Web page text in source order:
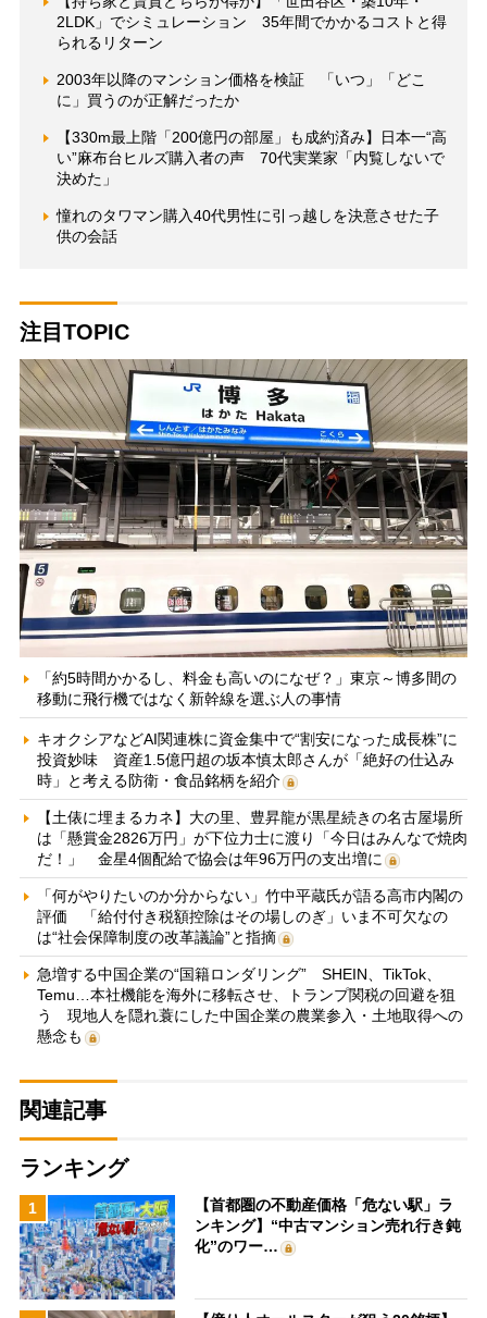
2LDK」でシミュレーション 35年間でかかるコストと得
られるリターン
2003年以降のマンション価格を検証 「いつ」「どこ
に」買うのが正解だったか
【330m最上階「200億円の部屋」も成約済み】日本一“高
い”麻布台ヒルズ購入者の声 70代実業家「内覧しないで
決めた」
憧れのタワマン購入40代男性に引っ越しを決意させた子
供の会話
注目TOPIC
「約5時間かかるし、料金も高いのになぜ？」東京～博多間の
移動に飛行機ではなく新幹線を選ぶ人の事情
キオクシアなどAI関連株に資金集中で“割安になった成長株”に
投資妙味 資産1.5億円超の坂本慎太郎さんが「絶好の仕込み
時」と考える防衛・食品銘柄を紹介
【土俵に埋まるカネ】大の里、豊昇龍が黒星続きの名古屋場所
は「懸賞金2826万円」が下位力士に渡り「今日はみんなで焼肉
だ！」 金星4個配給で協会は年96万円の支出増に
「何がやりたいのか分からない」竹中平蔵氏が語る高市内閣の
評価 「給付付き税額控除はその場しのぎ」いま不可欠なの
は“社会保障制度の改革議論”と指摘
急増する中国企業の“国籍ロンダリング” SHEIN、TikTok、
Temu…本社機能を海外に移転させ、トランプ関税の回避を狙
う 現地人を隠れ蓑にした中国企業の農業参入・土地取得への
懸念も
関連記事
ランキング
1
【首都圏の不動産価格「危ない駅」ラ
ンキング】“中古マンション売れ行き鈍
化”のワー…